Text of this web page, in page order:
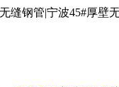
缝钢管|宁波45#厚